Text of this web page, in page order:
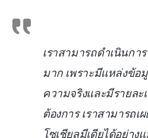
เราสามารถดำเนินกา
มาก เพราะมีแหล่งข้อ
ความจริงและมีรายละ
ต้องการ เราสามารถ
โซเชียลมีเดียได้อย่าง